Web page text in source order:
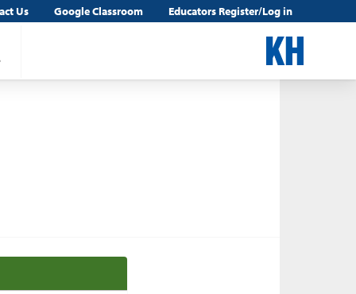
Us Google Classroom Educators Register/Log in